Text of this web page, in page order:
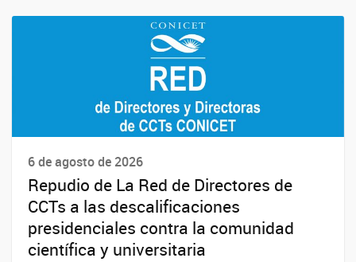
6 de agosto de 2026
Repudio de La Red de Directores de
CCTs a las descalificaciones
presidenciales contra la comunidad
científica y universitaria